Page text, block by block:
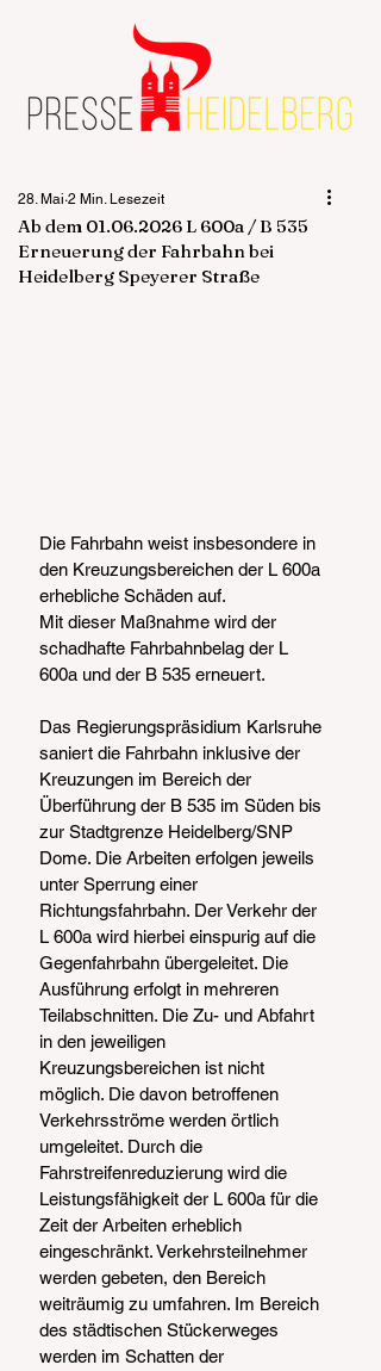
Ab dem 01.06.2026 L 600a / B 535
Erneuerung der Fahrbahn bei
Heidelberg Speyerer Straße
28. Mai 2 Min. Lesezeit
Die Fahrbahn weist insbesondere in
den Kreuzungsbereichen der L 600a
erhebliche Schäden auf.
Mit dieser Maßnahme wird der
schadhafte Fahrbahnbelag der L
600a und der B 535 erneuert.
Das Regierungspräsidium Karlsruhe
saniert die Fahrbahn inklusive der
Kreuzungen im Bereich der
Überführung der B 535 im Süden bis
zur Stadtgrenze Heidelberg/SNP
Dome. Die Arbeiten erfolgen jeweils
unter Sperrung einer
Richtungsfahrbahn. Der Verkehr der
L 600a wird hierbei einspurig auf die
Gegenfahrbahn übergeleitet. Die
Ausführung erfolgt in mehreren
Teilabschnitten. Die Zu- und Abfahrt
in den jeweiligen
Kreuzungsbereichen ist nicht
möglich. Die davon betroffenen
Verkehrsströme werden örtlich
umgeleitet. Durch die
Fahrstreifenreduzierung wird die
Leistungsfähigkeit der L 600a für die
Zeit der Arbeiten erheblich
eingeschränkt. Verkehrsteilnehmer
werden gebeten, den Bereich
weiträumig zu umfahren. Im Bereich
des städtischen Stückerweges
werden im Schatten der